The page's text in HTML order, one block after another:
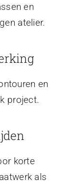
en
atelier.
en
project.
korte
als